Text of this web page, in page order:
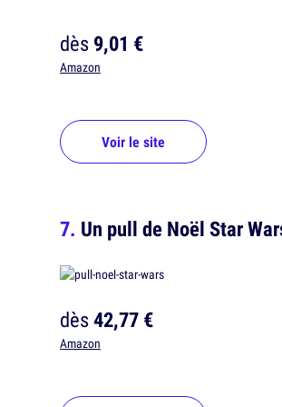
dès9,01 €
Amazon
Voir le site
Un pull de Noël Star
dès42,77 €
Amazon